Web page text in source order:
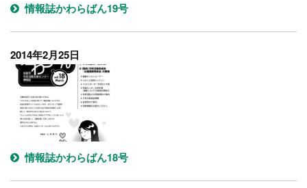
情報誌かわらばん19号
2014年2月25日
情報誌かわらばん18号